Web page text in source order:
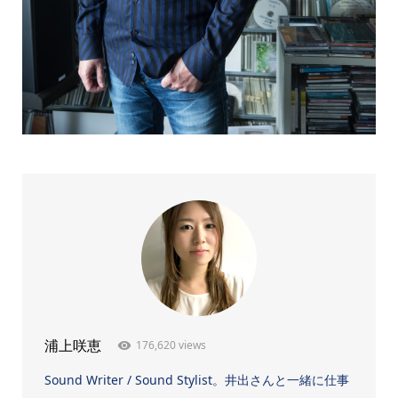
浦上咲恵 176,620 views
Sound Writer / Sound Stylist。井出さんと一緒に仕事